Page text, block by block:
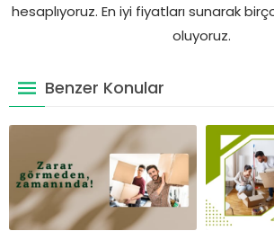
hesaplıyoruz. En iyi fiyatları sunarak
oluyoruz.
Benzer Konular